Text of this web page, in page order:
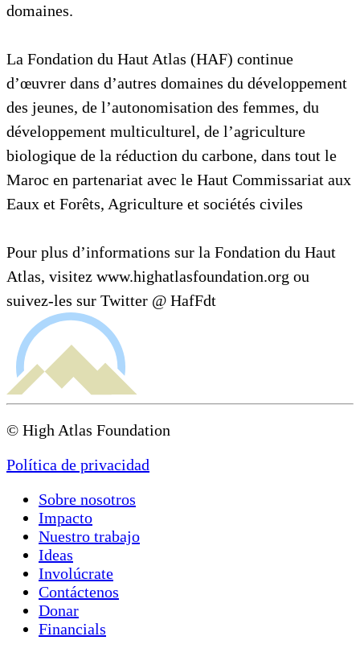
domaines.
La Fondation du Haut Atlas (HAF) continue
d’œuvrer dans d’autres domaines du développement
des jeunes, de l’autonomisation des femmes, du
développement multiculturel, de l’agriculture
biologique de la réduction du carbone, dans tout le
Maroc en partenariat avec le Haut Commissariat aux
Eaux et Forêts, Agriculture et sociétés civiles
Pour plus d’informations sur la Fondation du Haut
Atlas, visitez www.highatlasfoundation.org ou
suivez-les sur Twitter @ HafFdt
© High Atlas Foundation
Política de privacidad
Sobre nosotros
Impacto
Nuestro trabajo
Ideas
Involúcrate
Contáctenos
Donar
Financials